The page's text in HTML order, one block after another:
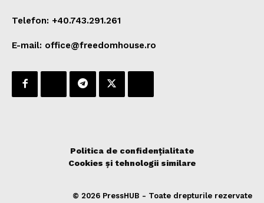
Telefon: +40.743.291.261
E-mail: office@freedomhouse.ro
Politica de confidențialitate
Cookies și tehnologii similare
© 2026 PressHUB - Toate drepturile rezervate